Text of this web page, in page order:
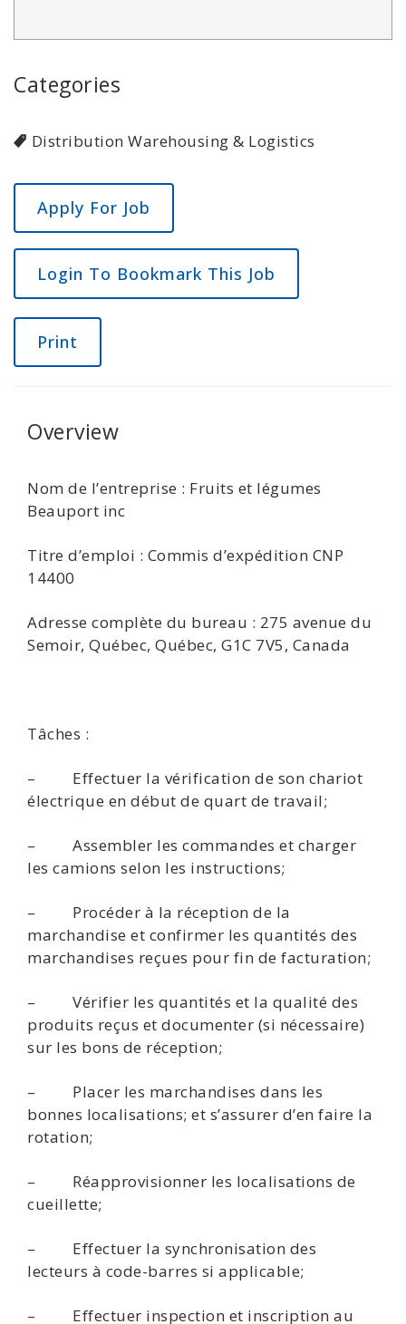
Categories
Distribution Warehousing & Logistics
Login To Bookmark This Job
Print
Overview
Nom de l’entreprise : Fruits et légumes
Beauport inc
Titre d’emploi : Commis d’expédition CNP
14400
Adresse complète du bureau : 275 avenue du
Semoir, Québec, Québec, G1C 7V5, Canada
Tâches :
– Effectuer la vérification de son chariot
électrique en début de quart de travail;
– Assembler les commandes et charger
les camions selon les instructions;
– Procéder à la réception de la
marchandise et confirmer les quantités des
marchandises reçues pour fin de facturation;
– Vérifier les quantités et la qualité des
produits reçus et documenter (si nécessaire)
sur les bons de réception;
– Placer les marchandises dans les
bonnes localisations; et s’assurer d’en faire la
rotation;
– Réapprovisionner les localisations de
cueillette;
– Effectuer la synchronisation des
lecteurs à code-barres si applicable;
– Effectuer inspection et inscription au